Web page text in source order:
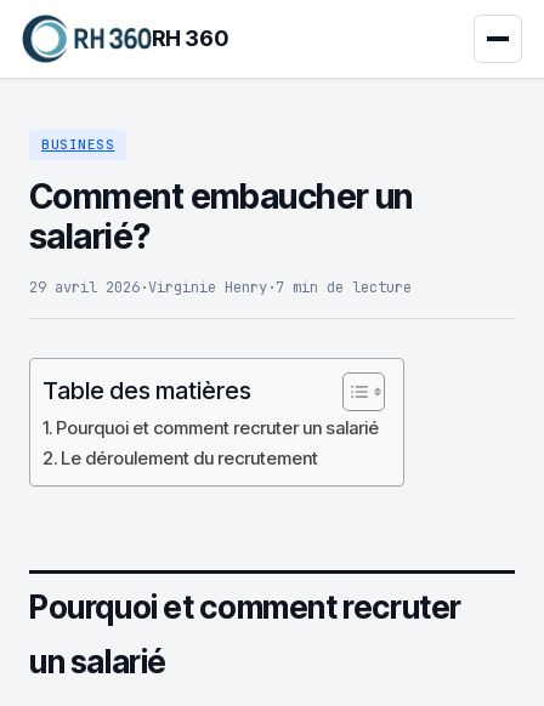
RH 360
BUSINESS
Comment embaucher un
salarié?
29 avril 2026·Virginie Henry·7 min de lecture
Table des matières
Pourquoi et comment recruter un salarié
Le déroulement du recrutement
Pourquoi et comment recruter
un salarié